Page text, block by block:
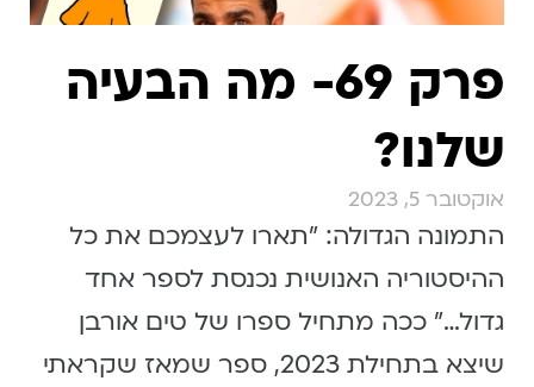
פרק 69- מה הבעיה
שלנו?
אוקטובר 5, 2023
התמונה הגדולה: ״תארו לעצמכם את כל
ההיסטוריה האנושית נכנסת לספר אחד
גדול…״ ככה מתחיל ספרו של טים אורבן
שיצא בתחילת 2023, ספר שמאז שקראתי